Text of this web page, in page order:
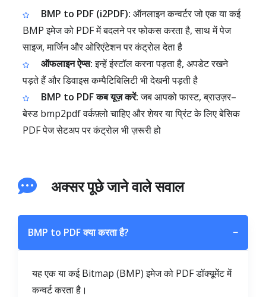
BMP to PDF (i2PDF): ऑनलाइन कन्वर्टर जो एक या कई
BMP इमेज को PDF में बदलने पर फोकस करता है, साथ में पेज
साइज, मार्जिन और ओरिएंटेशन पर कंट्रोल देता है
ऑफलाइन ऐप्स:इन्हें इंस्टॉल करना पड़ता है, अपडेट रखने
पड़ते हैं और डिवाइस कम्पैटिबिलिटी भी देखनी पड़ती है
BMP to PDF कब यूज़ करें:जब आपको फास्ट, ब्राउज़र–
बेस्ड bmp2pdf वर्कफ़्लो चाहिए और शेयर या प्रिंट के लिए बेसिक
PDF पेज सेटअप पर कंट्रोल भी ज़रूरी हो
अक्सर पूछे जाने वाले सवाल
BMP to PDF क्या करता है? −
यह एक या कई Bitmap (BMP) इमेज को PDF डॉक्यूमेंट में
कन्वर्ट करता है।